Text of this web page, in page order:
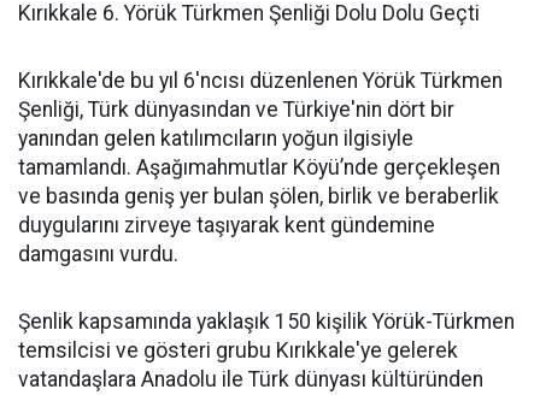
Kırıkkale 6. Yörük Türkmen Şenliği Dolu Dolu Geçti
Kırıkkale'de bu yıl 6'ncısı düzenlenen Yörük Türkmen
Şenliği, Türk dünyasından ve Türkiye'nin dört bir
yanından gelen katılımcıların yoğun ilgisiyle
tamamlandı. Aşağımahmutlar Köyü’nde gerçekleşen
ve basında geniş yer bulan şölen, birlik ve beraberlik
duygularını zirveye taşıyarak kent gündemine
damgasını vurdu.
Şenlik kapsamında yaklaşık 150 kişilik Yörük-Türkmen
temsilcisi ve gösteri grubu Kırıkkale'ye gelerek
vatandaşlara Anadolu ile Türk dünyası kültüründen